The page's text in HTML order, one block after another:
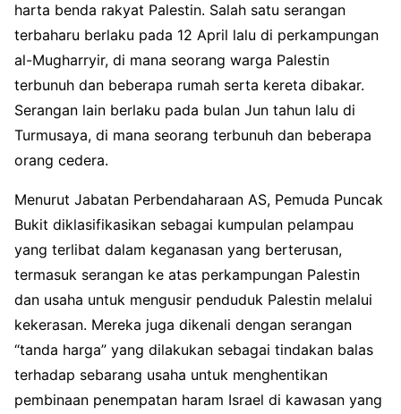
harta benda rakyat Palestin. Salah satu serangan
terbaharu berlaku pada 12 April lalu di perkampungan
al-Mugharryir, di mana seorang warga Palestin
terbunuh dan beberapa rumah serta kereta dibakar.
Serangan lain berlaku pada bulan Jun tahun lalu di
Turmusaya, di mana seorang terbunuh dan beberapa
orang cedera.
Menurut Jabatan Perbendaharaan AS, Pemuda Puncak
Bukit diklasifikasikan sebagai kumpulan pelampau
yang terlibat dalam keganasan yang berterusan,
termasuk serangan ke atas perkampungan Palestin
dan usaha untuk mengusir penduduk Palestin melalui
kekerasan. Mereka juga dikenali dengan serangan
“tanda harga” yang dilakukan sebagai tindakan balas
terhadap sebarang usaha untuk menghentikan
pembinaan penempatan haram Israel di kawasan yang